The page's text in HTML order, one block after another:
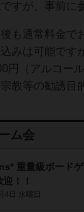
すが、事前に
も通常料金で
みは可能です
円（アルコー
教等の勧誘目
ム会
重量級ボード
！！
4日 水曜日